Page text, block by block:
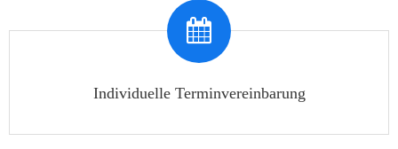
Individuelle Terminvereinbarung